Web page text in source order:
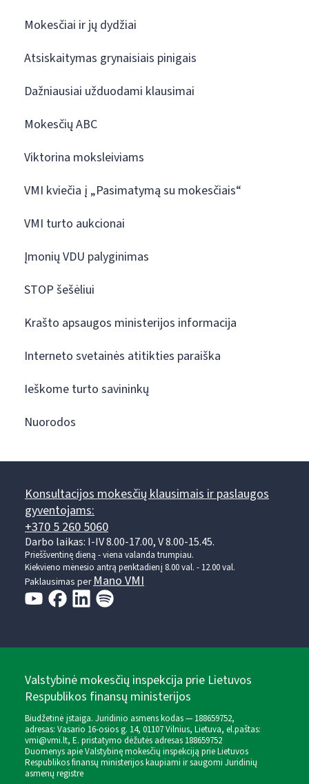
Mokesčiai ir jų dydžiai
Atsiskaitymas grynaisiais pinigais
Dažniausiai užduodami klausimai
Mokesčių ABC
Viktorina moksleiviams
VMI kviečia į „Pasimatymą su mokesčiais“
VMI turto aukcionai
Įmonių VDU palyginimas
STOP šešėliui
Krašto apsaugos ministerijos informacija
Interneto svetainės atitikties paraiška
Ieškome turto savininkų
Nuorodos
Konsultacijos mokesčių klausimais ir paslaugos
gyventojams:
+370 5 260 5060
Darbo laikas: I-IV 8.00-17.00, V 8.00-15.45.
Prieššventinę dieną - viena valanda trumpiau.
Kiekvieno mėnesio antrą penktadienį 8.00 val. - 12.00 val.
Paklausimas perMano VMI
Valstybinė mokesčių inspekcija prie Lietuvos
Respublikos finansų ministerijos
Biudžetinė įstaiga. Juridinio asmens kodas — 188659752,
adresas: Vasario 16-osios g. 14, 01107 Vilnius, Lietuva, el.paštas:
vmi@vmi.lt, E. pristatymo dėžutės adresas 188659752
Duomenys apie Valstybinę mokesčių inspekciją prie Lietuvos
Respublikos finansų ministerijos kaupiami ir saugomi Juridinių
asmenų registre